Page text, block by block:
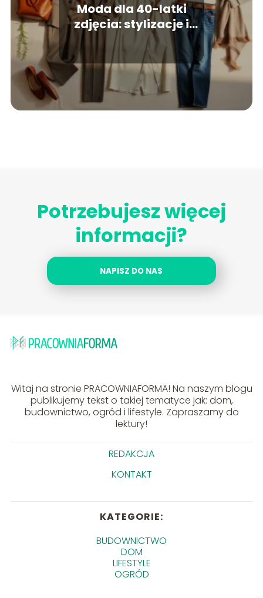
Moda dla 40-latki
zdjęcia: stylizacje i
pomysły na każdy
dzień
Potrzebujesz więcej
informacji?
NAPISZ DO NAS
Witaj na stronie PRACOWNIAFORMA! Na naszym blogu
publikujemy tekst o takiej tematyce jak: dom,
budownictwo, ogród i lifestyle. Zapraszamy do
lektury!
REDAKCJA
KONTAKT
KATEGORIE:
BUDOWNICTWO
DOM
LIFESTYLE
OGRÓD